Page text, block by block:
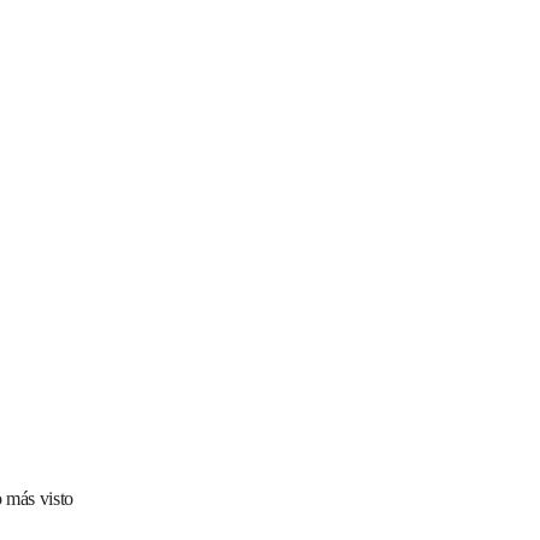
más visto